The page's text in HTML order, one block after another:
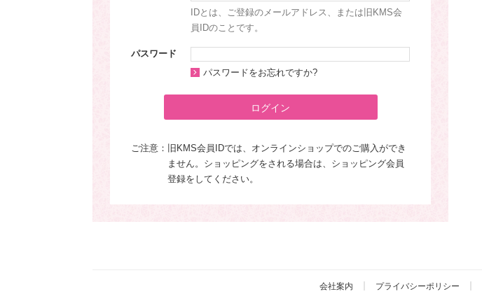
IDとは、ご登録のメールアドレス、または旧KMS会
員IDのことです。
パスワード
パスワードをお忘れですか?
ログイン
ご注意：
旧KMS会員IDでは、オンラインショップでのご購入ができ
ません。ショッピングをされる場合は、ショッピング会員
登録をしてください。
会社案内 プライバシーポリシー